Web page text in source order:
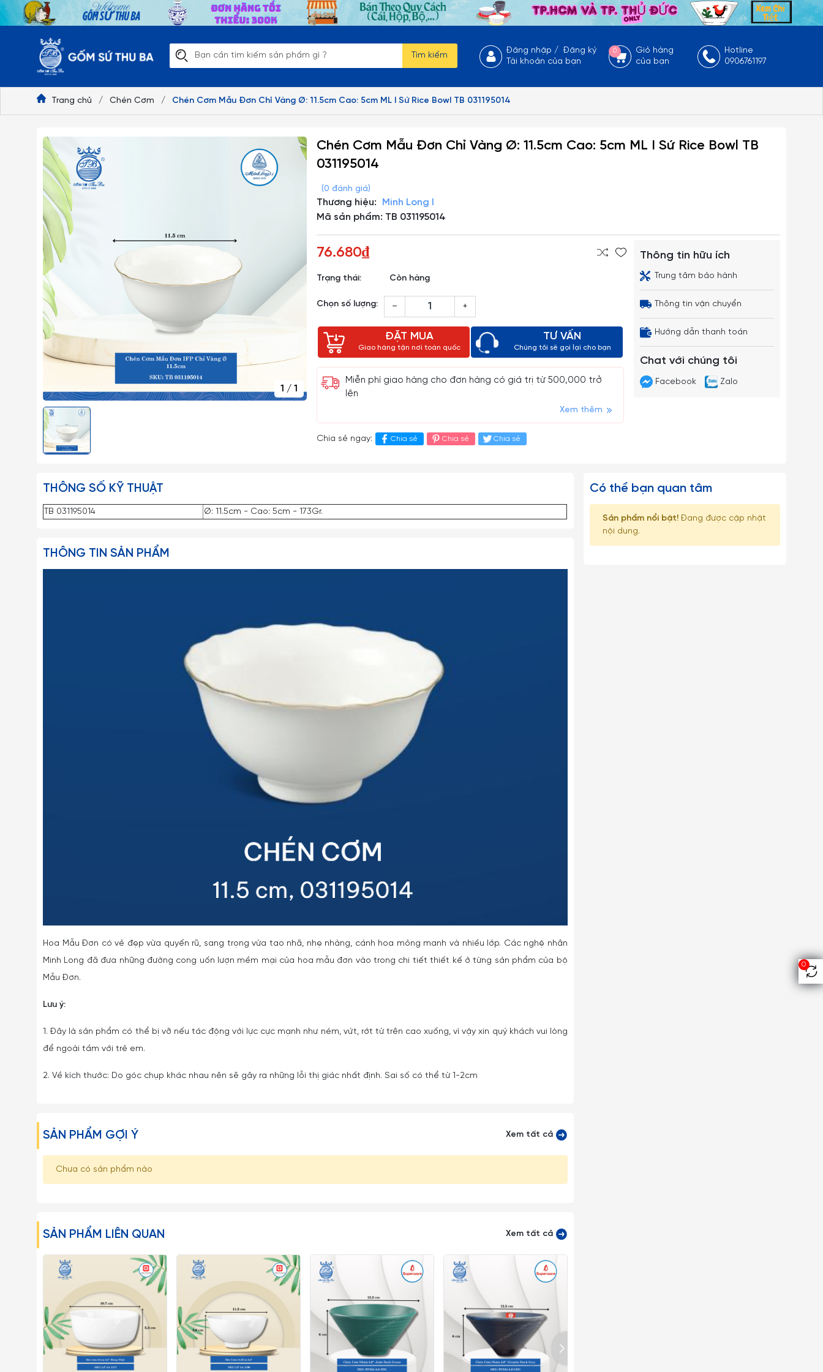
Tìm kiếm
Đăng nhập /Đăng ký
Tài khoản của bạn
0
Giỏ hàng
của bạn
Hotline
0906761197
0
Trang chủ / Chén Cơm / Chén Cơm Mẫu Đơn Chỉ Vàng Ø: 11.5cm Cao: 5cm ML I Sứ Rice Bowl TB 031195014
1 /1
Chén Cơm Mẫu Đơn Chỉ Vàng Ø: 11.5cm Cao: 5cm ML I Sứ Rice Bowl TB
031195014
(0 đánh giá)
Thương hiệu:
Minh Long I
Mã sản phẩm: TB 031195014
76.680₫
Trạng thái: Còn hàng
Chọn số lượng: – +
ĐẶT MUA
Giao hàng tận nơi toàn quốc
TƯ VẤN
Chúng tôi sẽ gọi lại cho bạn
Miễn phí giao hàng cho đơn hàng có giá trị từ 500,000 trở
lên
Xem thêm
Chia sẻ ngay: Chia sẻ Chia sẻ Chia sẻ
Thông tin hữu ích
Trung tâm bảo hành
Thông tin vận chuyển
Hướng dẫn thanh toán
Chat với chúng tôi
Facebook Zalo
THÔNG SỐ KỸ THUẬT
TB 031195014 Ø: 11.5cm - Cao: 5cm - 173Gr.
THÔNG TIN SẢN PHẨM
Hoa Mẫu Đơn có vẻ đẹp vừa quyến rũ, sang trọng vừa tao nhã, nhẹ nhàng, cánh hoa mỏng manh và nhiều lớp. Các nghệ nhân
Minh Long đã đưa những đường cong uốn lượn mềm mại của hoa mẫu đơn vào trong chi tiết thiết kế ở từng sản phẩm của bộ
Mẫu Đơn.
Lưu ý:
1. Đây là sản phẩm có thể bị vỡ nếu tác động với lực cực mạnh như ném, vứt, rớt từ trên cao xuống, vì vậy xin quý khách vui lòng
để ngoài tầm với trẻ em.
2. Về kích thước: Do góc chụp khác nhau nên sẽ gây ra những lỗi thị giác nhất định. Sai số có thể từ 1-2cm
SẢN PHẨM GỢI Ý Xem tất cả
Chưa có sản phẩm nào
SẢN PHẨM LIÊN QUAN Xem tất cả
Có thể bạn quan tâm
Sản phẩm nổi bật!Đang được cập nhật
nội dung.